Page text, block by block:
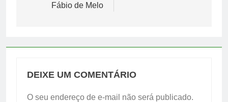
Fábio de Melo
DEIXE UM COMENTÁRIO
O seu endereço de e-mail não será publicado.